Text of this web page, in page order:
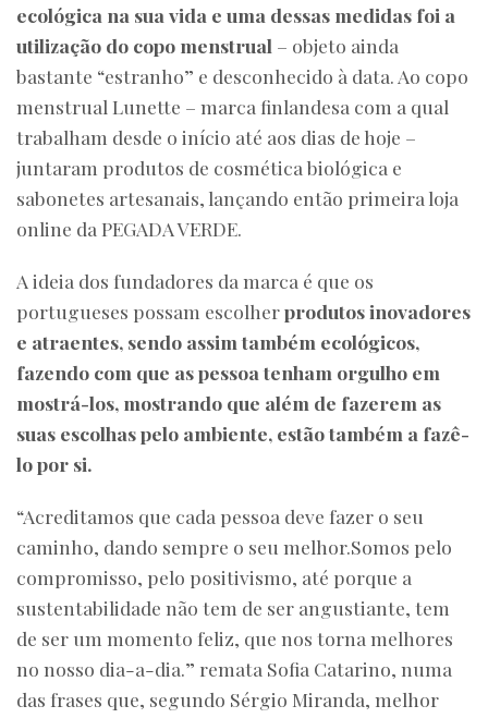
ecológica na sua vida e uma dessas medidas foi a
utilização do copo menstrual – objeto ainda
bastante “estranho” e desconhecido à data. Ao copo
menstrual Lunette – marca finlandesa com a qual
trabalham desde o início até aos dias de hoje –
juntaram produtos de cosmética biológica e
sabonetes artesanais, lançando então primeira loja
online da PEGADA VERDE.
A ideia dos fundadores da marca é que os
portugueses possam escolherprodutos inovadores
e atraentes, sendo assim também ecológicos,
fazendo com que as pessoa tenham orgulho em
mostrá-los, mostrando que além de fazerem as
suas escolhas pelo ambiente, estão também a fazê-
lo por si.
“Acreditamos que cada pessoa deve fazer o seu
caminho, dando sempre o seu melhor.Somos pelo
compromisso, pelo positivismo, até porque a
sustentabilidade não tem de ser angustiante, tem
de ser um momento feliz, que nos torna melhores
no nosso dia-a-dia.” remata Sofia Catarino, numa
das frases que, segundo Sérgio Miranda, melhor